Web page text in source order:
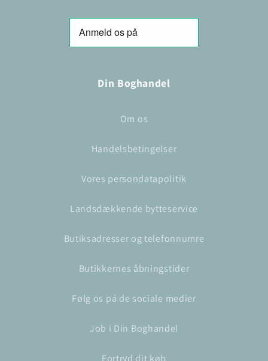
Din Boghandel
Om os
Handelsbetingelser
Vores persondatapolitik
Landsdækkende bytteservice
Butiksadresser og telefonnumre
Butikkernes åbningstider
Følg os på de sociale medier
Job i Din Boghandel
Fortryd dit køb